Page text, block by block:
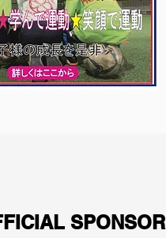
SPONSOR